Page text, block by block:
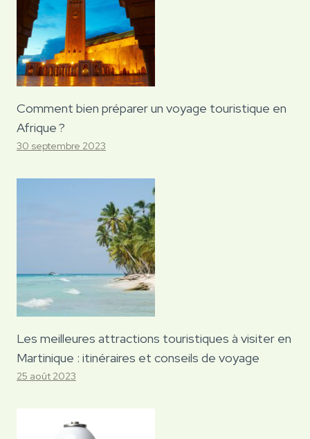
Comment bien préparer un voyage touristique en
Afrique ?
30 septembre 2023
Les meilleures attractions touristiques à visiter en
Martinique : itinéraires et conseils de voyage
25 août 2023